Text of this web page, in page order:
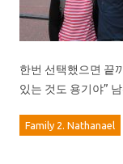
한번 선택했으면 끝
있는 것도 용기야”
Family 2. Nathanael